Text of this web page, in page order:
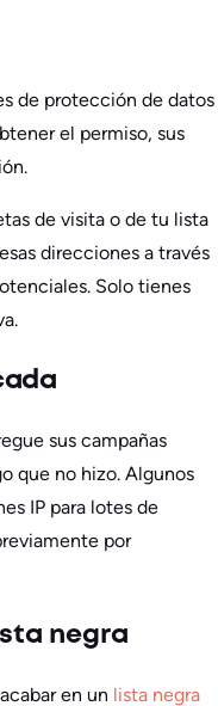
de protección de datos
el permiso, sus
de visita o de tu lista
direcciones a través
Solo tienes
sus campañas
que no hizo. Algunos
IP para lotes de
por
negra
en un lista negra